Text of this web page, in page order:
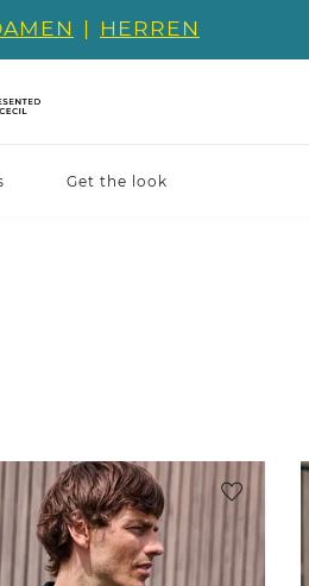
| HERREN
Get the look